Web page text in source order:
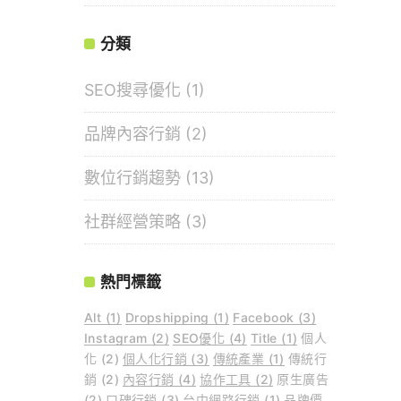
分類
SEO搜尋優化 (1)
品牌內容行銷 (2)
數位行銷趨勢 (13)
社群經營策略 (3)
熱門標籤
Alt (1) Dropshipping (1) Facebook (3)
Instagram (2) SEO優化 (4) Title (1) 個人
化 (2) 個人化行銷 (3) 傳統產業 (1) 傳統行
銷 (2) 內容行銷 (4) 協作工具 (2) 原生廣告